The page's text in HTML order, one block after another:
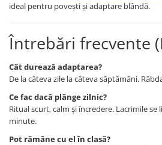
ideal pentru povești și adaptare blândă.
Întrebări frecvente
Cât durează adaptarea?
De la câteva zile la câteva săptămâni.
Ce fac dacă plânge zilnic?
Ritual scurt, calm și încredere. Lacrimile se
minute.
Pot rămâne cu el în clasă?